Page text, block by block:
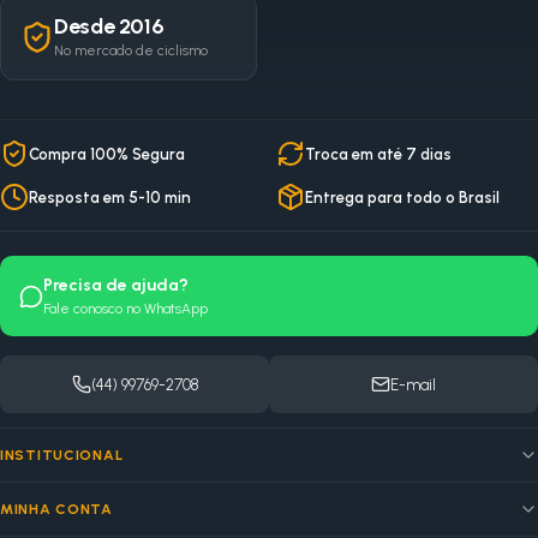
Desde 2016
No mercado de ciclismo
Compra 100% Segura Troca em até 7 dias
Resposta em 5-10 min Entrega para todo o Brasil
Precisa de ajuda?
Fale conosco no WhatsApp
(44) 99769-2708 E-mail
INSTITUCIONAL
MINHA CONTA